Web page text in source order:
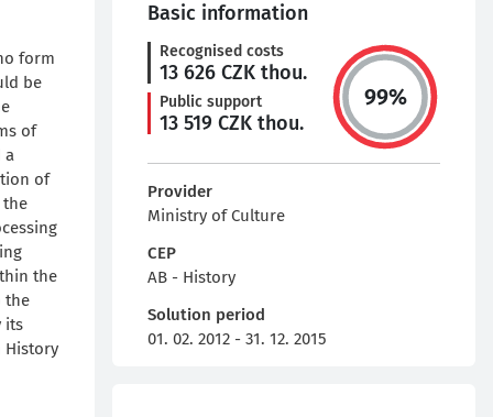
form
be
of
a
of
the
the
the
its
History
Basic information
Recognised costs
13 626 CZK thou.
Public support
13 519 CZK thou.
99%
Provider
Ministry of Culture
CEP
AB - History
Solution period
01. 02. 2012 - 31. 12. 2015